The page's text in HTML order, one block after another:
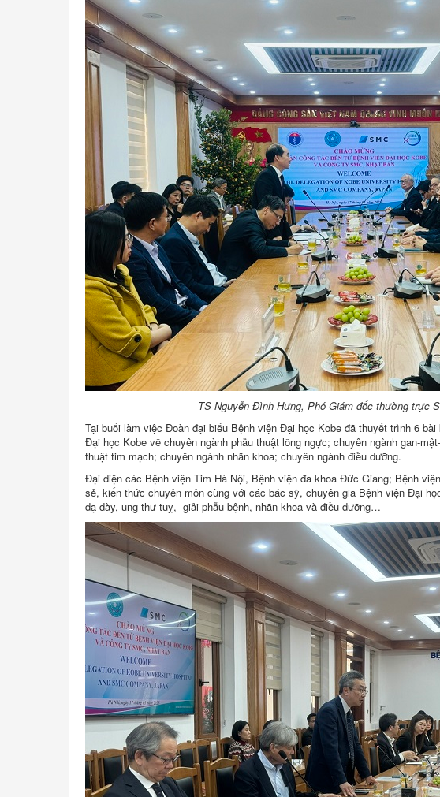
TS Nguyễn Đình Hưng, Phó Giám đốc thường trực
Tại buổi làm việc Đoàn đại biểu Bệnh viện Đại học Kobe đã thuyết trình 6
Đại học Kobe về chuyên ngành phẫu thuật lồng ngực; chuyên ngành gan-
thuật tim mạch; chuyên ngành nhãn khoa; chuyên ngành điều dưỡng.
Đại diện các Bệnh viện Tim Hà Nội, Bệnh viện đa khoa Đức Giang; Bệnh
sẻ, kiến thức chuyên môn cùng với các bác sỹ, chuyên gia Bệnh viện Đại
dạ dày, ung thư tuỵ, giải phẫu bệnh, nhãn khoa và điều dưỡng…